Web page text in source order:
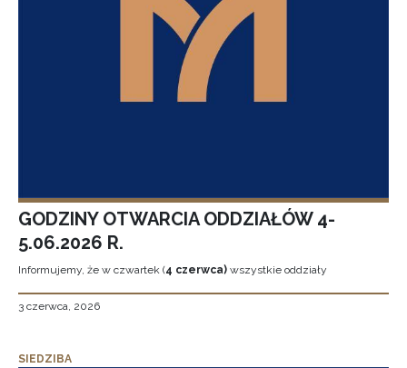
GODZINY OTWARCIA ODDZIAŁÓW 4-
5.06.2026 R.
Informujemy, że w czwartek (4 czerwca) wszystkie oddziały
3 czerwca, 2026
SIEDZIBA